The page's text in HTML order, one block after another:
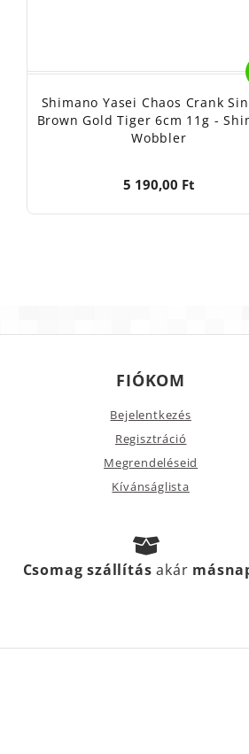
Shimano Yasei Chaos Crank
Brown Gold Tiger 6cm 11g -
Wobbler
5 190,00 Ft
FIÓKOM
Bejelentkezés
Regisztráció
Megrendeléseid
Kívánságlista
Csomag szállításakár